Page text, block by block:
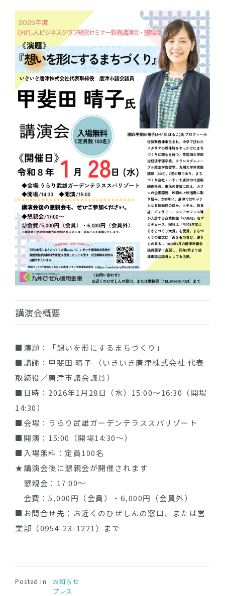
講演会概要
■演題：「想いを形にするまちづくり」
■講師：甲斐田 晴子 （いきいき唐津株式会社 代表
取締役／唐津市議会議員）
■日時：2026年1月28日（水）15:00〜16:30（開場
14:30）
■会場：うらり武雄ガーデンテラススパリゾート
■開演：15:00（開場14:30〜）
■入場無料：定員100名
★講演会後に懇親会が開催されます
懇親会：17:00〜
会費：5,000円（会員）・6,000円（会員外）
■お問合せ先：お近くのひぜしんの窓口、または営
業部（0954-23-1221）まで
Posted in
お知らせ
プレス